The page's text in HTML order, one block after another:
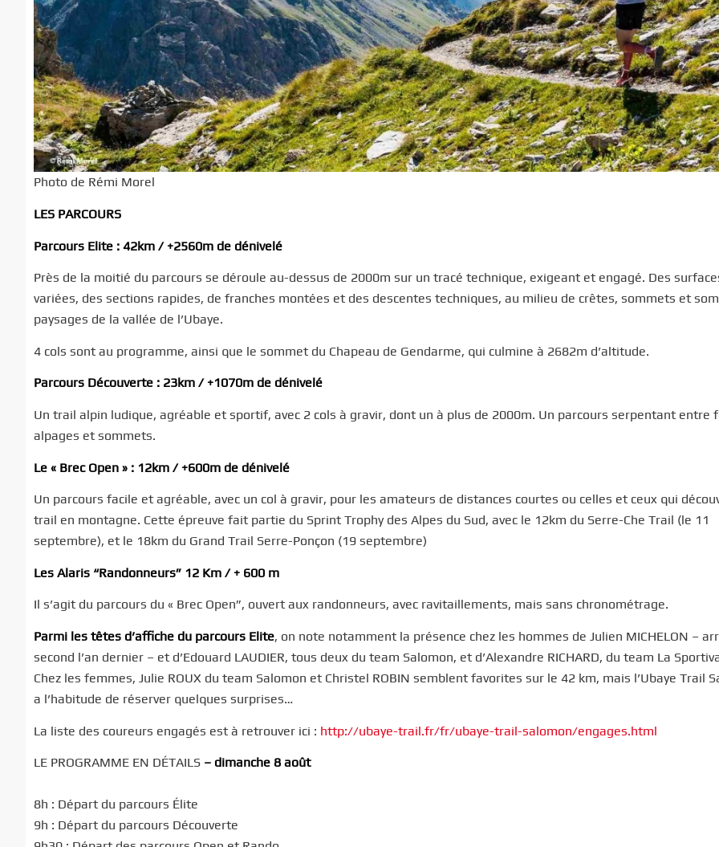
Photo de Rémi Morel
LES PARCOURS
Parcours Elite : 42km / +2560m de dénivelé
Près de la moitié du parcours se déroule au-dessus de 2000m sur un tracé technique, exigeant et engagé. Des
variées, des sections rapides, de franches montées et des descentes techniques, au milieu de crêtes, sommets et
paysages de la vallée de l’Ubaye.
4 cols sont au programme, ainsi que le sommet du Chapeau de Gendarme, qui culmine à 2682m d’altitude.
Parcours Découverte : 23km / +1070m de dénivelé
Un trail alpin ludique, agréable et sportif, avec 2 cols à gravir, dont un à plus de 2000m. Un parcours serpentant entre
alpages et sommets.
Le « Brec Open » : 12km / +600m de dénivelé
Un parcours facile et agréable, avec un col à gravir, pour les amateurs de distances courtes ou celles et ceux qui
trail en montagne. Cette épreuve fait partie du Sprint Trophy des Alpes du Sud, avec le 12km du Serre-Che Trail (le 11
septembre), et le 18km du Grand Trail Serre-Ponçon (19 septembre)
Les Alaris “Randonneurs” 12 Km / + 600 m
Il s’agit du parcours du « Brec Open”, ouvert aux randonneurs, avec ravitaillements, mais sans chronométrage.
Parmi les têtes d’affiche du parcours Elite, on note notamment la présence chez les hommes de Julien MICHELON –
second l’an dernier – et d’Edouard LAUDIER, tous deux du team Salomon, et d’Alexandre RICHARD, du team La
Chez les femmes, Julie ROUX du team Salomon et Christel ROBIN semblent favorites sur le 42 km, mais l’Ubaye Trail
a l’habitude de réserver quelques surprises…
La liste des coureurs engagés est à retrouver ici : http://ubaye-trail.fr/fr/ubaye-trail-salomon/engages.html
LE PROGRAMME EN DÉTAILS – dimanche 8 août
8h : Départ du parcours Élite
9h : Départ du parcours Découverte